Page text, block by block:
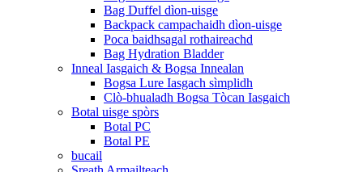
Bag Duffel dìon-uisge
Backpack campachaidh dìon-uisge
Poca baidhsagal rothaireachd
Bag Hydration Bladder
Inneal Iasgaich & Bogsa Innealan
Bogsa Lure Iasgach sìmplidh
Clò-bhualadh Bogsa Tòcan Iasgaich
Botal uisge spòrs
Botal PC
Botal PE
bucail